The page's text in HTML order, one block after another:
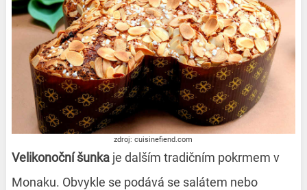
zdroj: cuisinefiend.com
Velikonoční šunkaje dalším tradičním pokrmem v
Monaku. Obvykle se podává se salátem nebo